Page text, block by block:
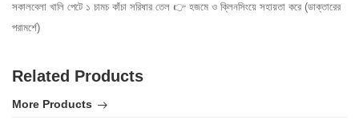
সকালবেলা খালি পেটে ১ চামচ কাঁচা সরিষার তেল 👉 হজমে ও ক্লিনসিংয়ে সহায়তা করে (ডাক্তারের
পরামর্শে)
Related Products
More Products